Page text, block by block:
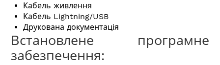
Кабель живлення
Кабель Lightning/USB
Друкована документація
Встановлене програмне
забезпечення: